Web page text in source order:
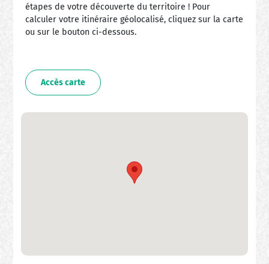
étapes de votre découverte du territoire ! Pour
calculer votre itinéraire géolocalisé, cliquez sur la carte
ou sur le bouton ci-dessous.
Accès carte